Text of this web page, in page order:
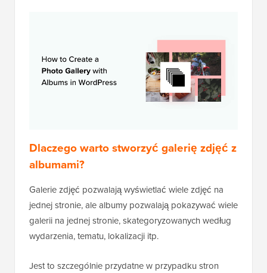
Dlaczego warto stworzyć galerię zdjęć z
albumami?
Galerie zdjęć pozwalają wyświetlać wiele zdjęć na
jednej stronie, ale albumy pozwalają pokazywać wiele
galerii na jednej stronie, skategoryzowanych według
wydarzenia, tematu, lokalizacji itp.
Jest to szczególnie przydatne w przypadku stron